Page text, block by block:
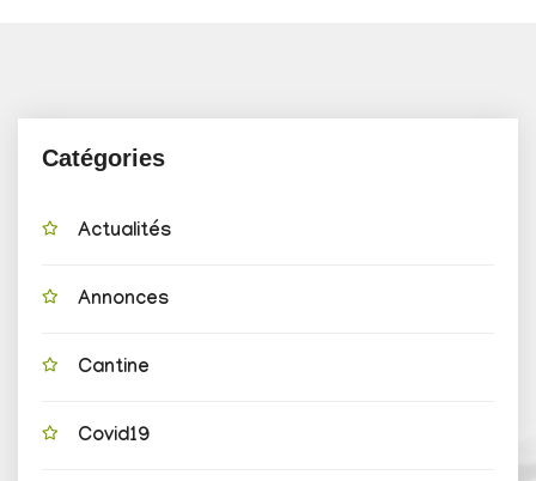
Catégories
Actualités
Annonces
Cantine
Covid19